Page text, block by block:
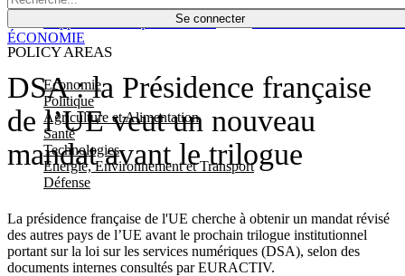
Se connecter
POLICY AREAS
Economie
Politique
Agriculture et Alimentation
Santé
Technologies
Energie, Environnement et Transport
Défense
Économie
DSA : la Présidence française
de l’UE veut un nouveau
mandat avant le trilogue
La présidence française de l'UE cherche à obtenir un mandat révisé
des autres pays de l’UE avant le prochain trilogue institutionnel
portant sur la loi sur les services numériques (DSA), selon des
documents internes consultés par EURACTIV.
ÉCONOMIE